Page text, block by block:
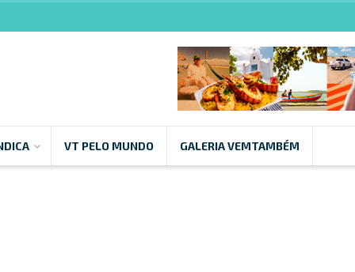
VT PELO MUNDO GALERIA VEMTAMBÉM